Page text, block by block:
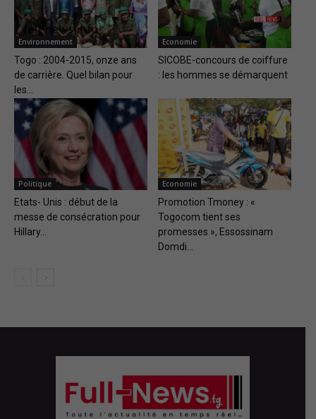
Environnement
Togo : 2004-2015, onze ans
de carrière. Quel bilan pour
les...
Economie
SICOBE-concours de coiffure
: les hommes se démarquent
Politique
Etats- Unis : début de la
messe de consécration pour
Hillary...
Economie
Promotion Tmoney : «
Togocom tient ses
promesses », Essossinam
Domdi...